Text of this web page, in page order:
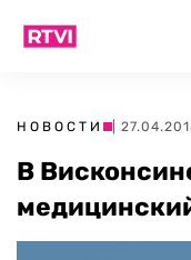
НОВОСТИ |
В